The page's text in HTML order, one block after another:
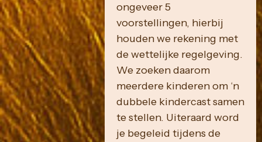
ongeveer 5
voorstellingen, hierbij
houden we rekening met
de wettelijke regelgeving.
We zoeken daarom
meerdere kinderen om ‘n
dubbele kindercast samen
te stellen. Uiteraard word
je begeleid tijdens de